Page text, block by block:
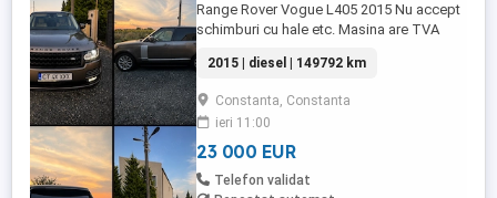
Range Rover Vogue L405 2015 Nu accept
schimburi cu hale etc. Masina are TVA
la Exclusiv Auto Constanta Se ofera si set
4 anvelope de iarna Masina se afla in
Constanta KM : 149.792 Serie Sasiu :
SALGA2KF7FA228601 Dotări pe care le
văd cu certitudine: Exterior * ...
2015 | diesel | 149792 km
Constanta, Constanta
ieri 11:00
23 000 EUR
Telefon validat